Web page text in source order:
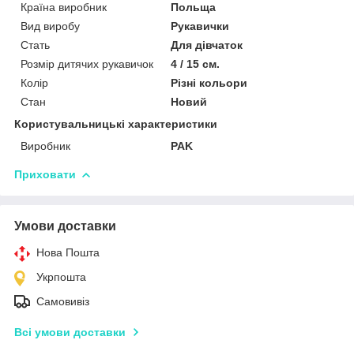
Країна виробник
Польща
Вид виробу
Рукавички
Стать
Для дівчаток
Розмір дитячих рукавичок
4 / 15 см.
Колір
Різні кольори
Стан
Новий
Користувальницькі характеристики
Виробник
PAK
Приховати
Умови доставки
Нова Пошта
Укрпошта
Самовивіз
Всі умови доставки